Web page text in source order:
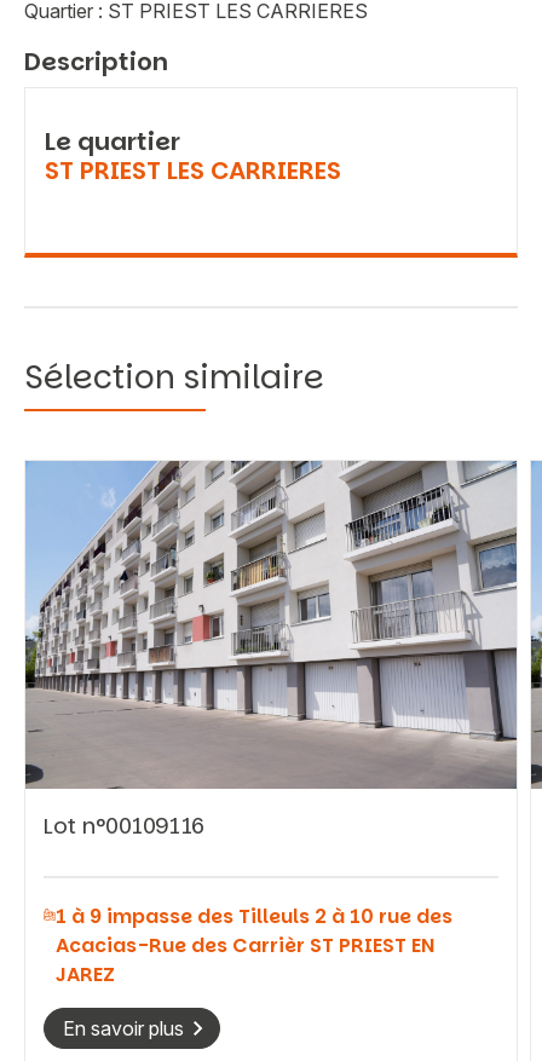
Rechercher
Quartier : ST PRIEST LES CARRIERES
Description
Le quartier
ST PRIEST LES CARRIERES
Sélection similaire
Lot n°00109116
1 à 9 impasse des Tilleuls 2 à 10 rue des
Acacias-Rue des Carrièr ST PRIEST EN
JAREZ
En savoir plus